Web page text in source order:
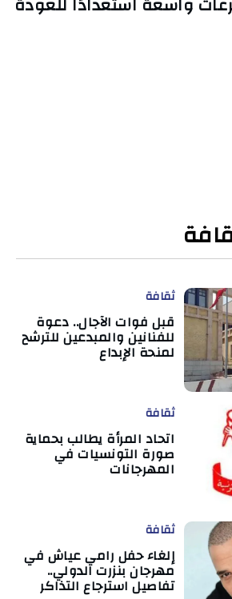
ثقافة
قبل فوات الآجال.. دعوة
للفنانين والمبدعين للترشح
لمنحة الإبداع
ثقافة
اتحاد المرأة يطالب بحماية
صورة التونسيات في
المهرجانات
ثقافة
إلغاء حفل رامي عياش في
مهرجان بنزرت الدولي..
تفاصيل استرجاع التذاكر